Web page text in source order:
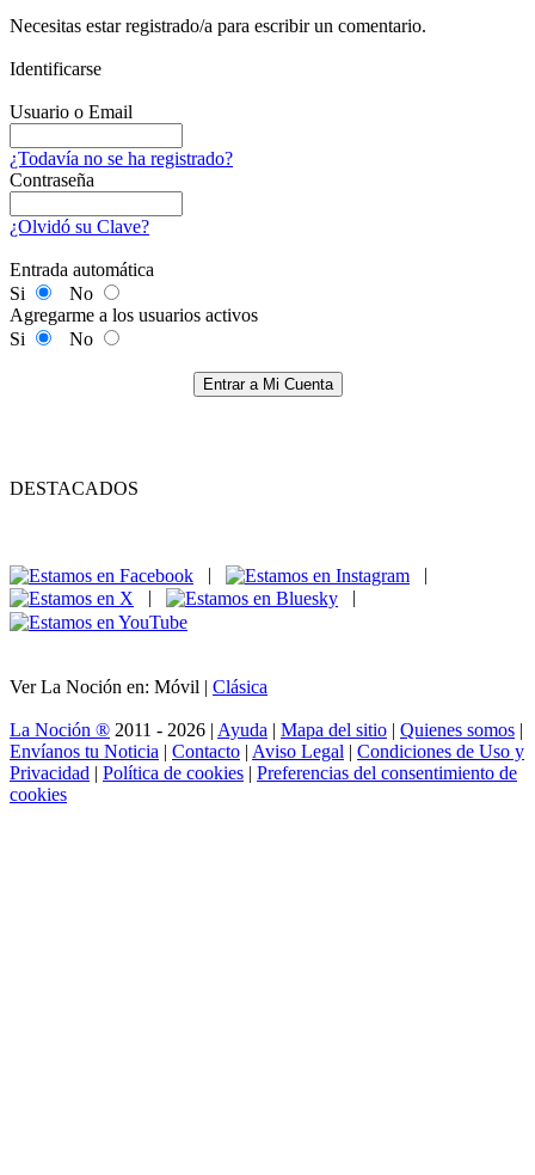
Necesitas estar registrado/a para escribir un comentario.
Identificarse
Usuario o Email
¿Todavía no se ha registrado?
Contraseña
¿Olvidó su Clave?
Entrada automática
Si
No
Agregarme a los usuarios activos
Si
No
Entrar a Mi Cuenta
DESTACADOS
|
|
|
|
Ver La Noción en: Móvil | Clásica
La Noción ® 2011 - 2026 | Ayuda | Mapa del sitio | Quienes somos |
Envíanos tu Noticia | Contacto | Aviso Legal | Condiciones de Uso y
Privacidad | Política de cookies | Preferencias del consentimiento de
cookies